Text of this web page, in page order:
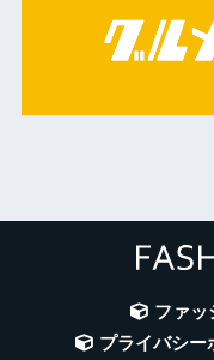
ファッ
プライバシー